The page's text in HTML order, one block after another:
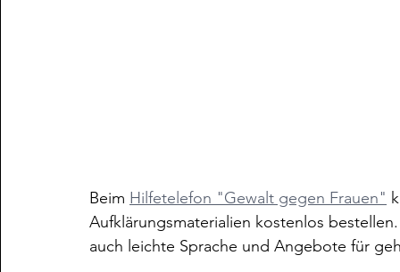
Beim Hilfetelefon "Gewalt gegen Frauen"
Aufklärungsmaterialien kostenlos
auch leichte Sprache und Angebote für